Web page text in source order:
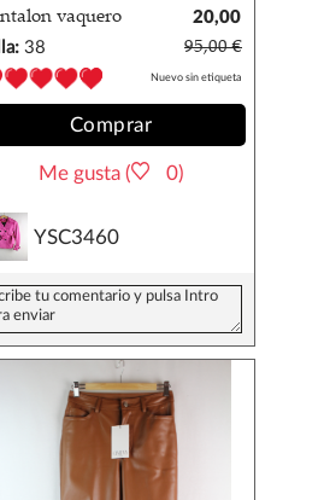
vaquero
diesel 38
20,00
€
38 95,00 €
Nuevo sin etiqueta
Comprar
Me gusta ( 0)
YSC3460